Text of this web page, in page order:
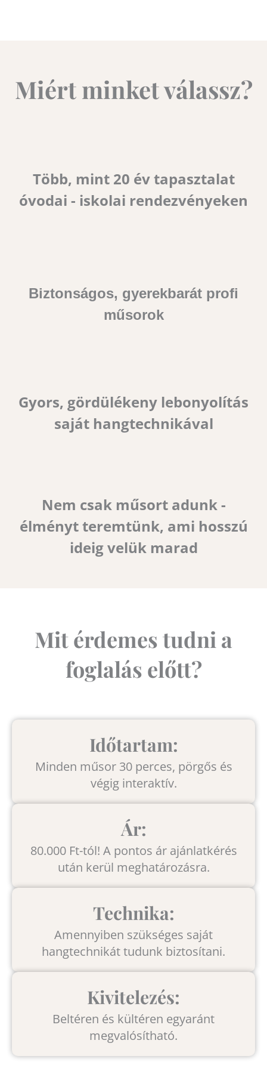
Miért minket válassz?
Több, mint 20 év tapasztalat
óvodai - iskolai rendezvényeken
Biztonságos, gyerekbarát profi
műsorok
Gyors, gördülékeny lebonyolítás
saját hangtechnikával
Nem csak műsort adunk -
élményt teremtünk, ami hosszú
ideig velük marad
Mit érdemes tudni a
foglalás előtt?
Időtartam:
Minden műsor 30 perces, pörgős és
végig interaktív.
Ár:
80.000 Ft-tól! A pontos ár ajánlatkérés
után kerül meghatározásra.
Technika:
Amennyiben szükséges saját
hangtechnikát tudunk biztosítani.
Kivitelezés:
Beltéren és kültéren egyaránt
megvalósítható.